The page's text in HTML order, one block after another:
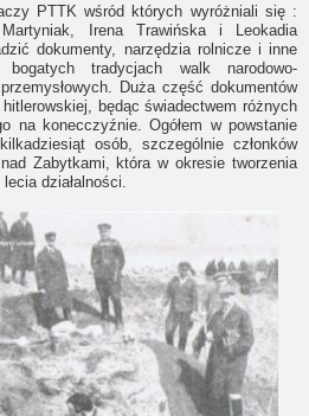
PTTK wśród których wyróżniali się :
Irena Trawińska i Leokadia
dokumenty, narzędzia rolnicze i inne
tradycjach walk narodowo-
Duża część dokumentów
będąc świadectwem różnych
na konecczyźnie. Ogółem w powstanie
osób, szczególnie członków
Zabytkami, która w okresie tworzenia
działalności.